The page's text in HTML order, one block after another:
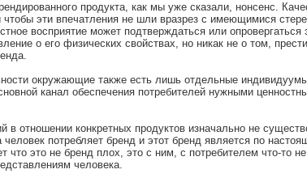
продукта, как мы уже сказали, нонсенс.
эти впечатления не шли вразрез с имеющимися
восприятие может подтверждаться или
о его физических свойствах, но никак не о том,
окружающие также есть лишь отдельные
канал обеспечения потребителей нужными
отношении конкретных продуктов изначально не
потребляет бренд и этот бренд является по
что это не бренд плох, это с ним, с потребителем что-то
человека.